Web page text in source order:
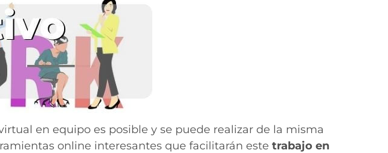
en equipo es posible y se puede realizar de la misma
online interesantes que facilitarán este trabajo en